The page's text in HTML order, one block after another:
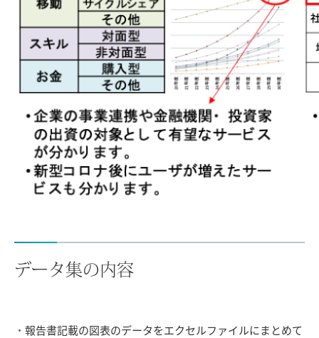
データ集の内容
報告書記載の図表のデータをエクセルファイルにまとめて